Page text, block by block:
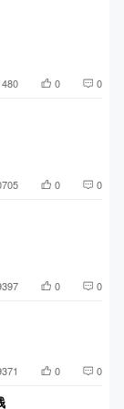
0 0
0 0
0 0
0 0